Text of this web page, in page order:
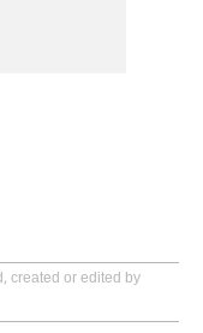
created or edited by